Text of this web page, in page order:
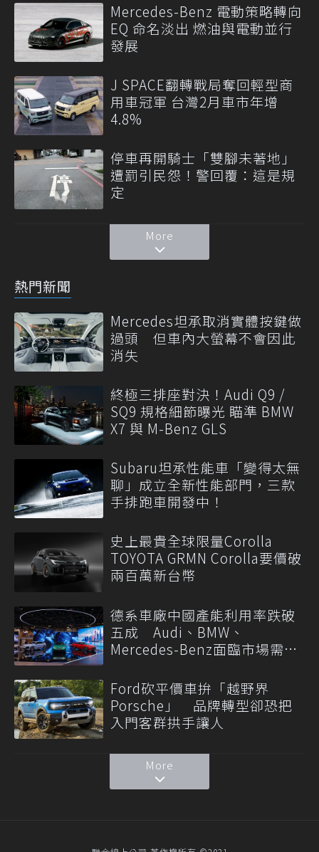
Mercedes-Benz 電動策略轉向
EQ 命名淡出 燃油與電動並行
發展
J SPACE翻轉戰局奪回輕型商
用車冠軍 台灣2月車市年增
4.8%
停車再開騎士「雙腳未著地」
遭罰引民怨！警回覆：這是規
定
More
熱門新聞
Mercedes坦承取消實體按鍵做
過頭 但車內大螢幕不會因此
消失
終極三排座對決！Audi Q9 /
SQ9 規格細節曝光 瞄準 BMW
X7 與 M-Benz GLS
Subaru坦承性能車「變得太無
聊」成立全新性能部門，三款
手排跑車開發中！
史上最貴全球限量Corolla
TOYOTA GRMN Corolla要價破
兩百萬新台幣
德系車廠中國產能利用率跌破
五成 Audi、BMW、
Mercedes-Benz面臨市場需求
Ford砍平價車拚「越野界
Porsche」 品牌轉型卻恐把
入門客群拱手讓人
More